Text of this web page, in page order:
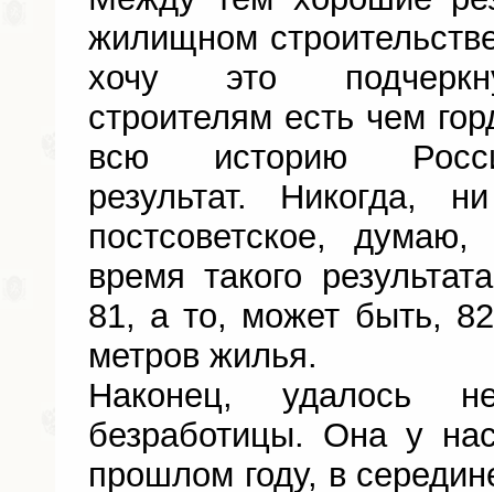
жилищном
хочу это
строителям есть чем
всю историю
результат. Никогда,
постсоветское,
время такого
81, а то, может быть,
метров жилья.
Наконец, удалось
безработицы. Она у
прошлом году, в